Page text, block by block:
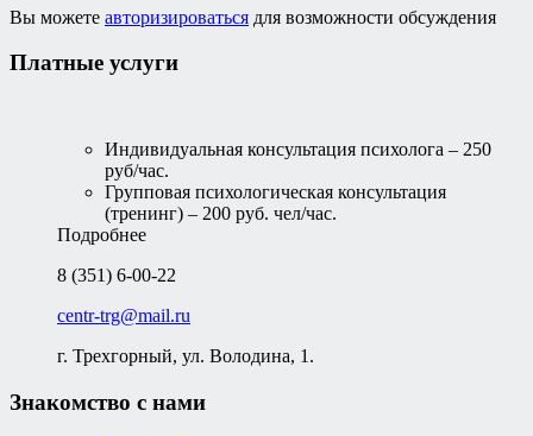
Вы можете авторизироваться для возможности обсуждения
Платные услуги
Индивидуальная консультация психолога – 250
руб/час.
Групповая психологическая консультация
(тренинг) – 200 руб. чел/час.
Подробнее
8 (351) 6-00-22
centr-trg@mail.ru
г. Трехгорный, ул. Володина, 1.
Знакомство с нами